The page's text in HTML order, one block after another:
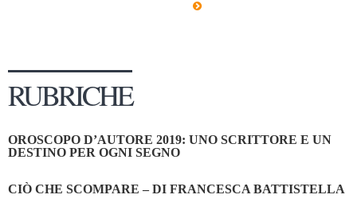
RUBRICHE
OROSCOPO D’AUTORE 2019: UNO SCRITTORE E UN
DESTINO PER OGNI SEGNO
CIÒ CHE SCOMPARE – DI FRANCESCA BATTISTELLA